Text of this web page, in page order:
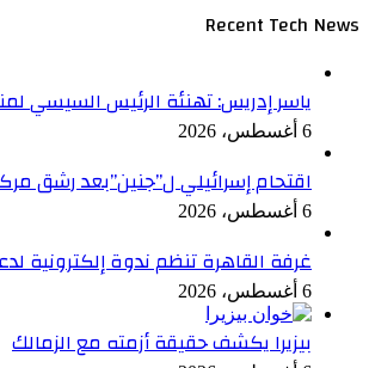
Recent Tech News
ياسر إدريس: تهنئة الرئيس السيسي
6 أغسطس، 2026
اقتحام إسرائيلي ل”جنين”بعد رشق
6 أغسطس، 2026
غرفة القاهرة تنظم ندوة إلكترونية
6 أغسطس، 2026
بيزيرا يكشف حقيقة أزمته مع الزمالك